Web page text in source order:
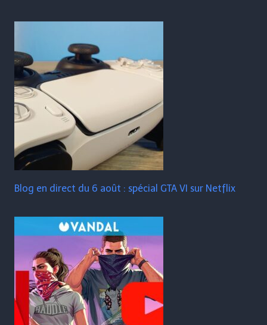
Blog en direct du 6 août : spécial GTA VI sur Netflix